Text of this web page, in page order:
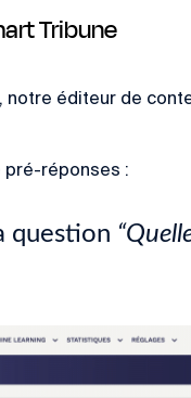
Tribune
éditeur de
pré-réponses :
question